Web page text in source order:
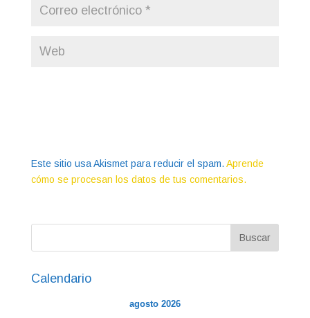
Este sitio usa Akismet para reducir el spam. Aprende
cómo se procesan los datos de tus comentarios.
Calendario
agosto 2026